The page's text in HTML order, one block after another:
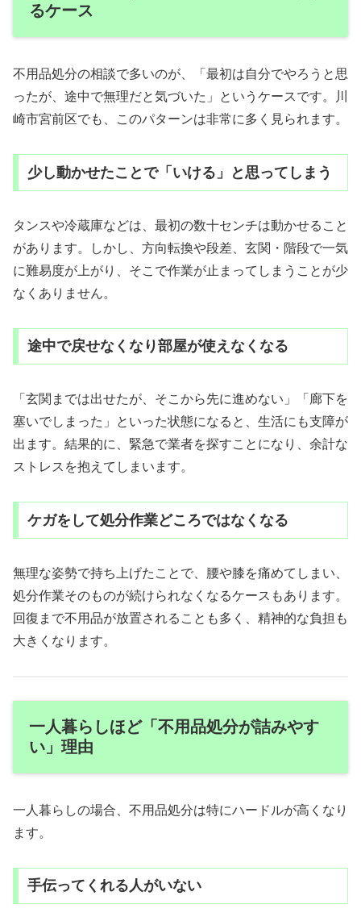
るケース
不用品処分の相談で多いのが、「最初は自分でやろうと思
ったが、途中で無理だと気づいた」というケースです。川
崎市宮前区でも、このパターンは非常に多く見られます。
少し動かせたことで「いける」と思ってしまう
タンスや冷蔵庫などは、最初の数十センチは動かせること
があります。しかし、方向転換や段差、玄関・階段で一気
に難易度が上がり、そこで作業が止まってしまうことが少
なくありません。
途中で戻せなくなり部屋が使えなくなる
「玄関までは出せたが、そこから先に進めない」「廊下を
塞いでしまった」といった状態になると、生活にも支障が
出ます。結果的に、緊急で業者を探すことになり、余計な
ストレスを抱えてしまいます。
ケガをして処分作業どころではなくなる
無理な姿勢で持ち上げたことで、腰や膝を痛めてしまい、
処分作業そのものが続けられなくなるケースもあります。
回復まで不用品が放置されることも多く、精神的な負担も
大きくなります。
一人暮らしほど「不用品処分が詰みやす
い」理由
一人暮らしの場合、不用品処分は特にハードルが高くなり
ます。
手伝ってくれる人がいない